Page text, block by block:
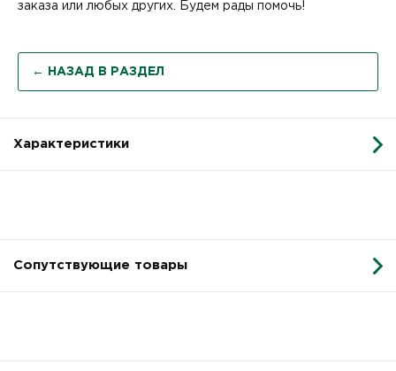
заказа или любых других. Будем рады помочь!
← НАЗАД В РАЗДЕЛ
Характеристики
Сопутствующие товары